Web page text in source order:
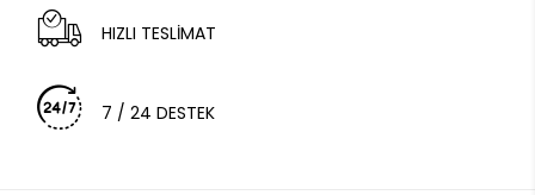
HIZLI TESLİMAT
7 / 24 DESTEK